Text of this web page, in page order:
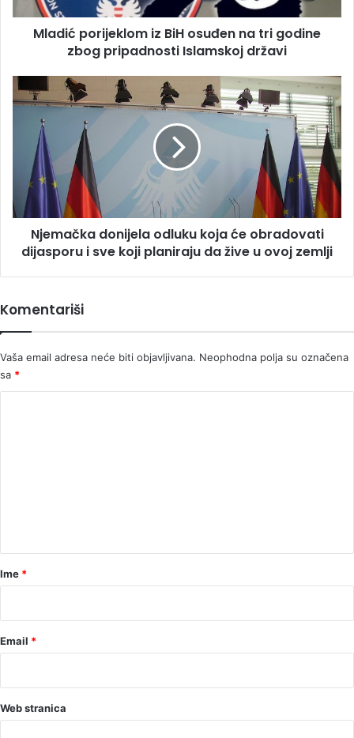
zbog
pripadnosti
Mladić porijeklom iz BiH osuđen na tri godine
zbog pripadnosti Islamskoj državi
Njemačka
donijela
odluku
obradovati
dijasporu
i
sve
planiraju
ovoj
zemlji
Njemačka donijela odluku koja će obradovati
dijasporu i sve koji planiraju da žive u ovoj zemlji
Komentariši
Vaša email adresa neće biti objavljivana. Neophodna polja su označena
sa *
rIme *
Email *
Web stranica